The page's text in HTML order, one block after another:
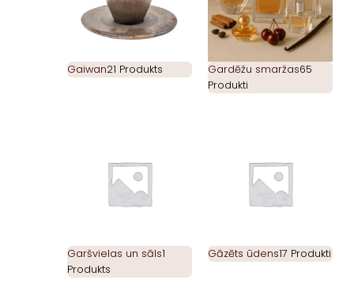
Gaiwan21 Produkts Gardēžu smaržas65
Produkti
Garšvielas un sāls1
Produkts
Gāzēts ūdens17 Produkti